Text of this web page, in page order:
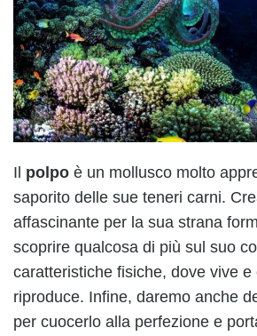
Il polpo è un mollusco molto
saporito delle sue teneri carni.
affascinante per la sua strana
scoprire qualcosa di più sul suo
caratteristiche fisiche, dove vive e
riproduce. Infine, daremo anche
per cuocerlo alla perfezione e